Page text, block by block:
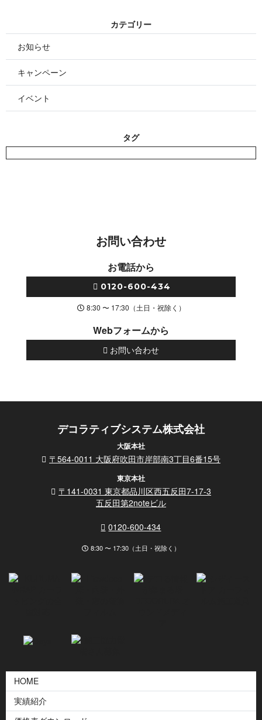
カテゴリー
お知らせ
キャンペーン
イベント
タグ
お問い合わせ
お電話から
0120-600-434
8:30 〜 17:30（土日・祝除く）
Webフォームから
お問い合わせ
デコラティブシステム株式会社
大阪本社
〒564-0011 大阪府吹田市岸部南3丁目6番15号
東京本社
〒141-0031 東京都品川区西五反田7-17-3
五反田第2noteビル
0120-600-434
8:30 〜 17:30（土日・祝除く）
HOME
実績紹介